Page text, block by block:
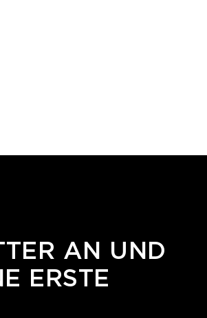
AN UND
ERSTE